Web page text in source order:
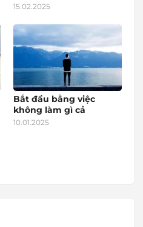
15.02.2025
Bắt đầu bằng việc
không làm gì cả
10.01.2025